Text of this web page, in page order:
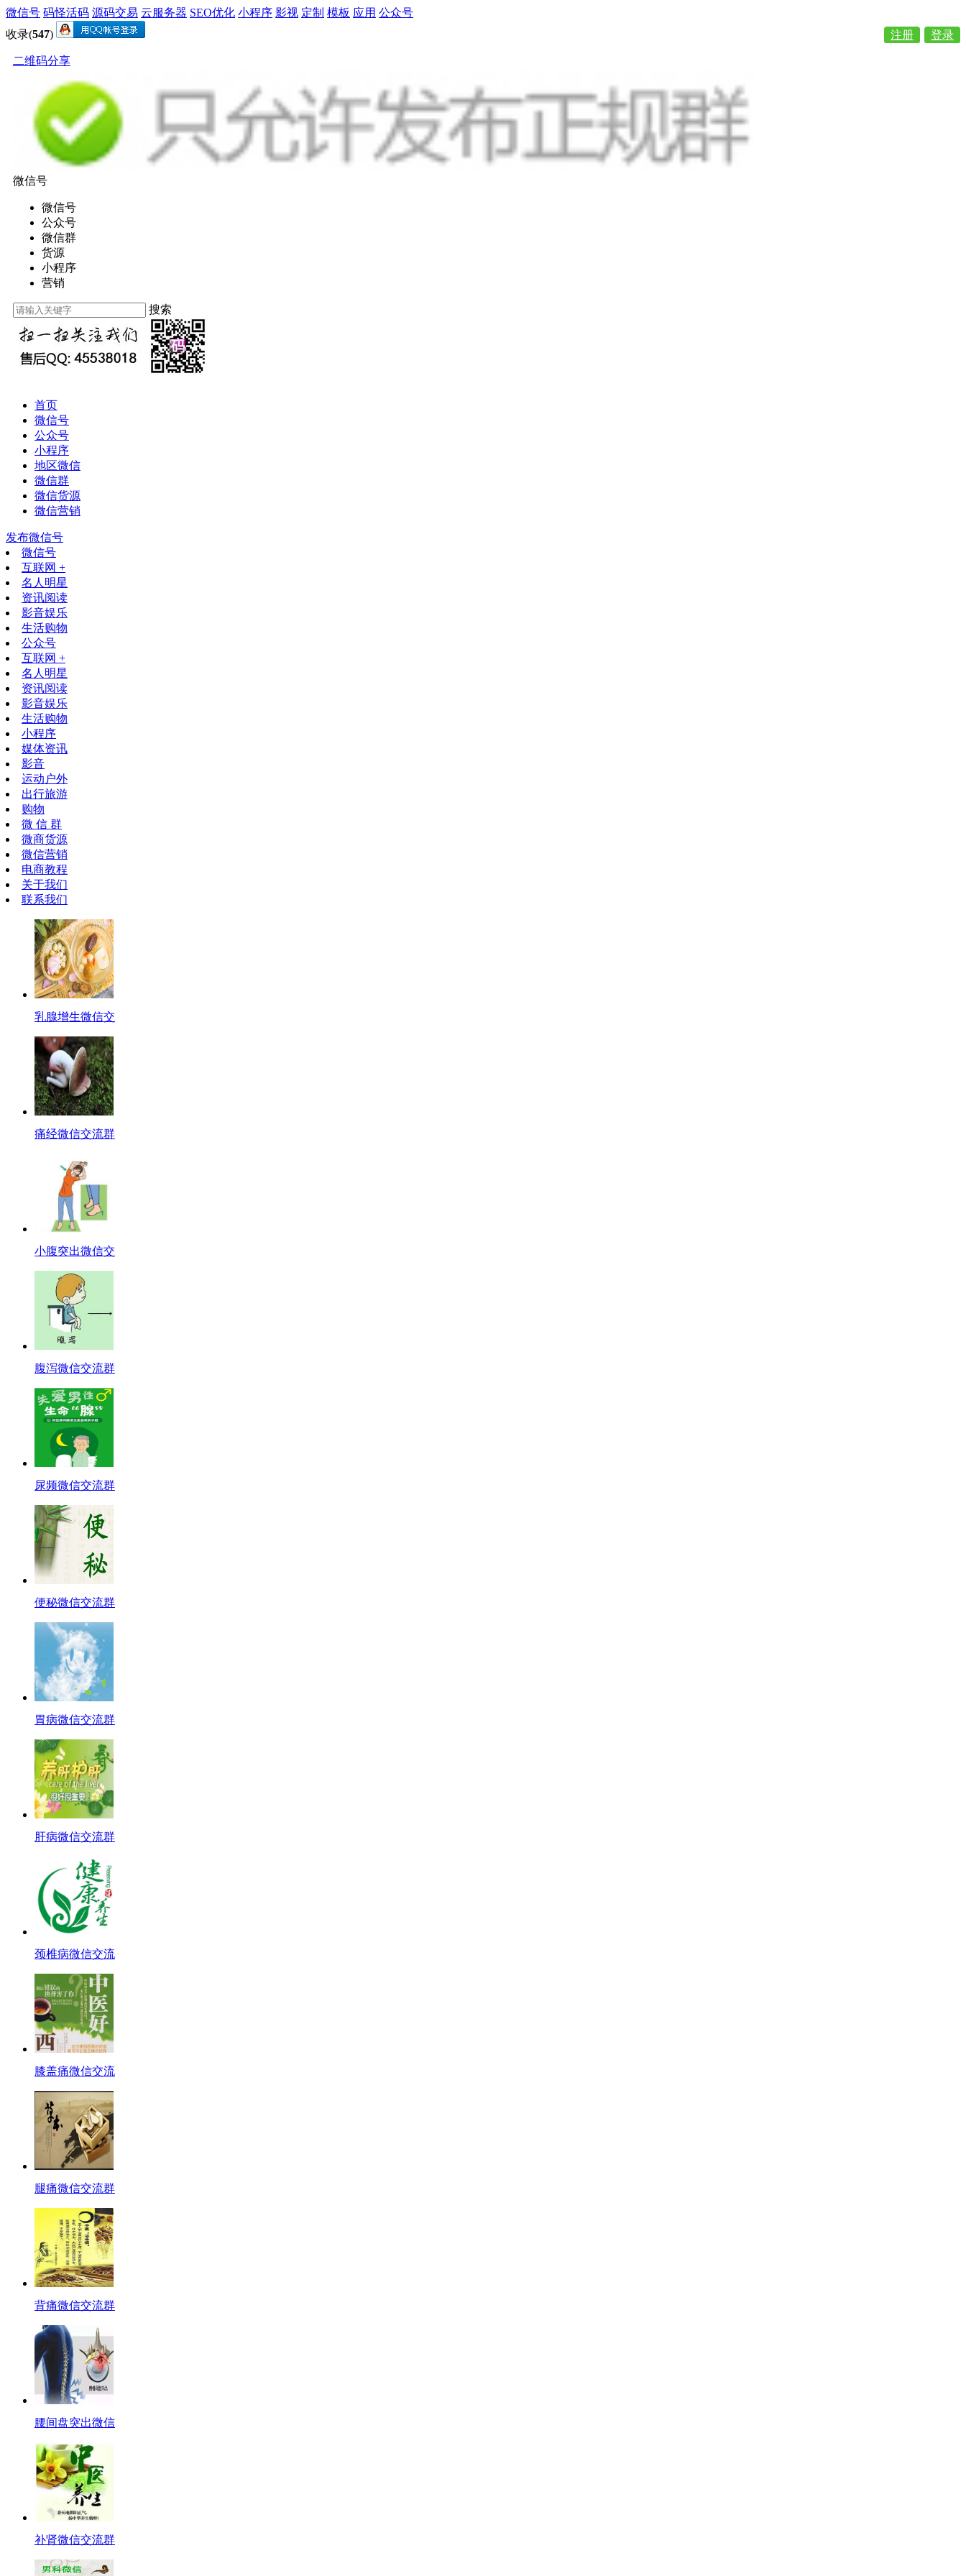
微信号 码怪活码 源码交易 云服务器 SEO优化 小程序 影视 定制 模板 应用 公众号
收录(547) 登录
注册
二维码分享
微信号
微信号
公众号
微信群
货源
小程序
营销
搜索
首页
微信号
公众号
小程序
地区微信
微信群
微信货源
微信营销
发布微信号
微信号
互联网 +
名人明星
资讯阅读
影音娱乐
生活购物
公众号
互联网 +
名人明星
资讯阅读
影音娱乐
生活购物
小程序
媒体资讯
影音
运动户外
出行旅游
购物
微 信 群
微商货源
微信营销
电商教程
关于我们
联系我们
乳腺增生微信交
痛经微信交流群
小腹突出微信交
腹泻微信交流群
尿频微信交流群
便秘微信交流群
胃病微信交流群
肝病微信交流群
颈椎病微信交流
膝盖痛微信交流
腿痛微信交流群
背痛微信交流群
腰间盘突出微信
补肾微信交流群